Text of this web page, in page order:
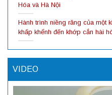
Hóa và Hà Nội
Hành trình niềng răng của một
khấp khểnh đến khớp cắn hài
VIDEO